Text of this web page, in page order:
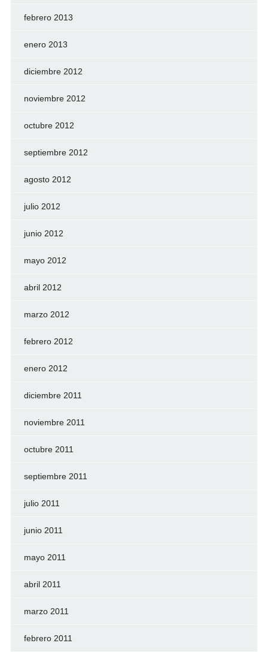
febrero 2013
enero 2013
diciembre 2012
noviembre 2012
octubre 2012
septiembre 2012
agosto 2012
julio 2012
junio 2012
mayo 2012
abril 2012
marzo 2012
febrero 2012
enero 2012
diciembre 2011
noviembre 2011
octubre 2011
septiembre 2011
julio 2011
junio 2011
mayo 2011
abril 2011
marzo 2011
febrero 2011